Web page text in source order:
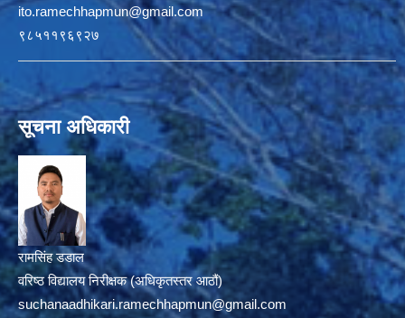
ito.ramechhapmun@gmail.com
९८५११९६९२७
सूचना अधिकारी
रामसिंह डडाल
वरिष्ठ विद्यालय निरीक्षक (अधिकृतस्तर आठौं)
suchanaadhikari.ramechhapmun@gmail.com